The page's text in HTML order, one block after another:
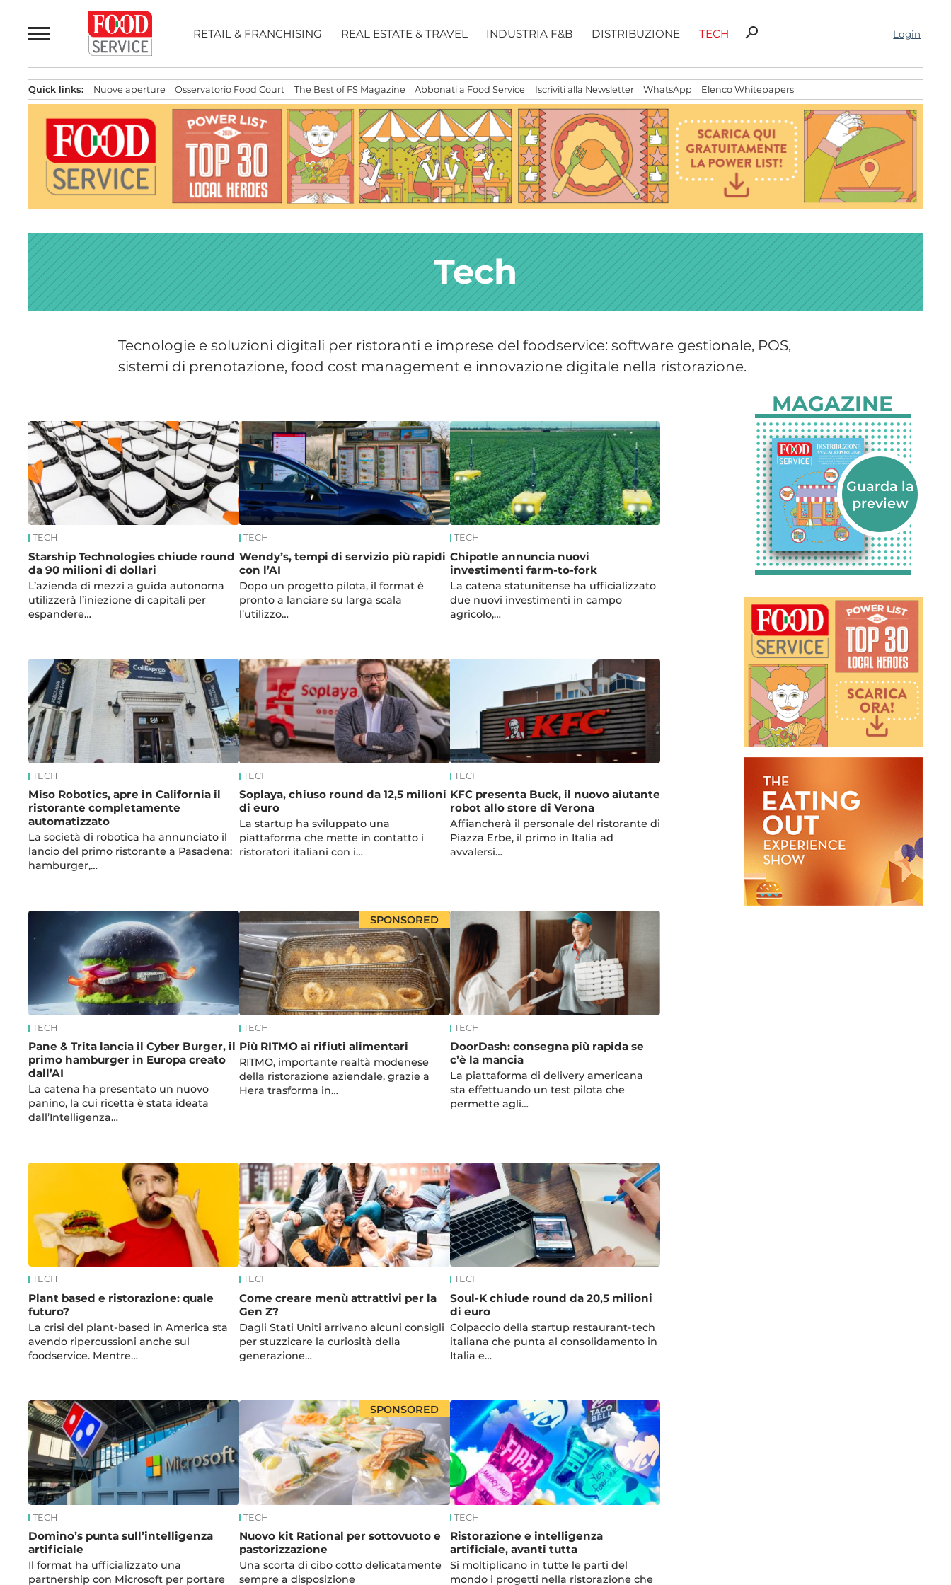
al
contenuto
RETAIL & FRANCHISING REAL ESTATE & TRAVEL INDUSTRIA F&B DISTRIBUZIONE TECH
Ricerca
search Login
Quick links: Nuove aperture Osservatorio Food Court The Best of FS Magazine Abbonati a Food Service Iscriviti alla Newsletter WhatsApp Elenco Whitepapers
Tech
Tecnologie e soluzioni digitali per ristoranti e imprese del foodservice: software gestionale, POS,
sistemi di prenotazione, food cost management e innovazione digitale nella ristorazione.
News
TECH
Starship Technologies chiude round
da 90 milioni di dollari
L’azienda di mezzi a guida autonoma
utilizzerà l’iniezione di capitali per
espandere…
TECH
Wendy’s, tempi di servizio più rapidi
con l’AI
Dopo un progetto pilota, il format è
pronto a lanciare su larga scala
l’utilizzo…
TECH
Chipotle annuncia nuovi
investimenti farm-to-fork
La catena statunitense ha ufficializzato
due nuovi investimenti in campo
agricolo,…
TECH
Miso Robotics, apre in California il
ristorante completamente
automatizzato
La società di robotica ha annunciato il
lancio del primo ristorante a Pasadena:
hamburger,…
TECH
Soplaya, chiuso round da 12,5 milioni
di euro
La startup ha sviluppato una
piattaforma che mette in contatto i
ristoratori italiani con i…
TECH
KFC presenta Buck, il nuovo aiutante
robot allo store di Verona
Affiancherà il personale del ristorante di
Piazza Erbe, il primo in Italia ad
avvalersi…
TECH
Pane & Trita lancia il Cyber Burger, il
primo hamburger in Europa creato
dall’AI
La catena ha presentato un nuovo
panino, la cui ricetta è stata ideata
dall’Intelligenza…
SPONSORED
TECH
Più RITMO ai rifiuti alimentari
RITMO, importante realtà modenese
della ristorazione aziendale, grazie a
Hera trasforma in…
TECH
DoorDash: consegna più rapida se
c’è la mancia
La piattaforma di delivery americana
sta effettuando un test pilota che
permette agli…
TECH
Plant based e ristorazione: quale
futuro?
La crisi del plant-based in America sta
avendo ripercussioni anche sul
foodservice. Mentre…
TECH
Come creare menù attrattivi per la
Gen Z?
Dagli Stati Uniti arrivano alcuni consigli
per stuzzicare la curiosità della
generazione…
TECH
Soul-K chiude round da 20,5 milioni
di euro
Colpaccio della startup restaurant-tech
italiana che punta al consolidamento in
Italia e…
TECH
Domino’s punta sull’intelligenza
artificiale
Il format ha ufficializzato una
partnership con Microsoft per portare
SPONSORED
TECH
Nuovo kit Rational per sottovuoto e
pastorizzazione
Una scorta di cibo cotto delicatamente
sempre a disposizione
TECH
Ristorazione e intelligenza
artificiale, avanti tutta
Si moltiplicano in tutte le parti del
mondo i progetti nella ristorazione che
MAGAZINE